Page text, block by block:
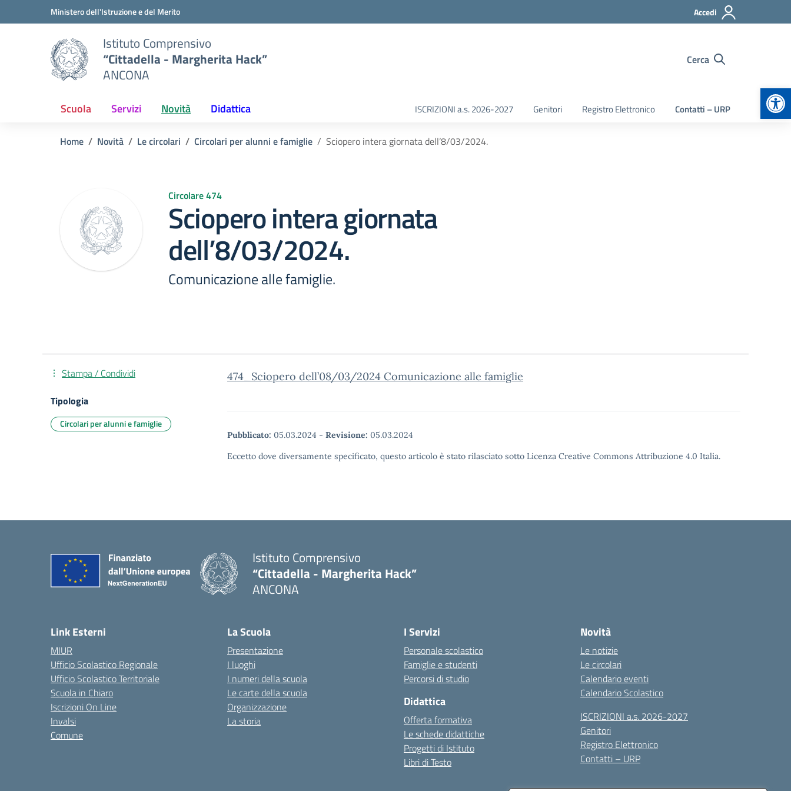
Vai ai contenuti
Vai al menu di navigazioneMinistero dell'Istruzione e del Merito Accedi
Istituto Comprensivo
“Cittadella - Margherita Hack”
ANCONA
Cerca
Scuola Servizi Novità Didattica ISCRIZIONI a.s. 2026-2027 Genitori Registro Elettronico Contatti – URP
Home Novità Le circolari Circolari per alunni e famiglie Sciopero intera giornata dell’8/03/2024.
Circolare 474
Sciopero intera giornata
dell’8/03/2024.
Comunicazione alle famiglie.
474_Sciopero dell’08/03/2024 Comunicazione alle famiglie
Pubblicato: 05.03.2024 - Revisione: 05.03.2024
Eccetto dove diversamente specificato, questo articolo è stato rilasciato sotto Licenza Creative Commons Attribuzione 4.0 Italia.
Stampa / Condividi
Tipologia
Circolari per alunni e famiglie
Istituto Comprensivo
“Cittadella - Margherita Hack”
ANCONA
Link Esterni
MIUR
Ufficio Scolastico Regionale
Ufficio Scolastico Territoriale
Scuola in Chiaro
Iscrizioni On Line
Invalsi
Comune
La Scuola
Presentazione
I luoghi
I numeri della scuola
Le carte della scuola
Organizzazione
La storia
I Servizi
Personale scolastico
Famiglie e studenti
Percorsi di studio
Didattica
Offerta formativa
Le schede didattiche
Progetti di Istituto
Libri di Testo
Novità
Le notizie
Le circolari
Calendario eventi
Calendario Scolastico
ISCRIZIONI a.s. 2026-2027
Genitori
Registro Elettronico
Contatti – URP